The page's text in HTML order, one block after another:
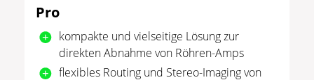
Pro
kompakte und vielseitige Lösung zur
direkten Abnahme von Röhren-Amps
flexibles Routing und Stereo-Imaging von